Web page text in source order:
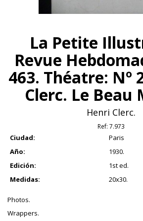
La Petite
Revue
463. Théatre: Nº
Clerc. Le Beau
Henri Clerc.
Ref: 7.973
Ciudad:
Paris
Año:
1930.
Edición:
1st ed.
Medidas:
20x30.
Photos.
Wrappers.